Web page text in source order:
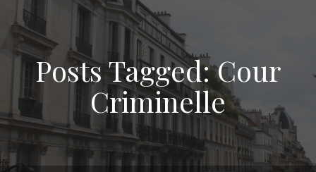
Posts Tagged: Cour
Criminelle